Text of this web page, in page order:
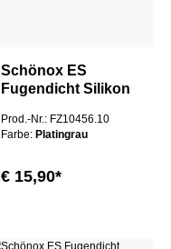
Schönox ES
Fugendicht Silikon
Keramik
Prod.-Nr.: FZ10456.10
Farbe: Platingrau
€ 15,90*